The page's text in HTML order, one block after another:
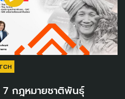
กฎหมายชาติพันธุ์